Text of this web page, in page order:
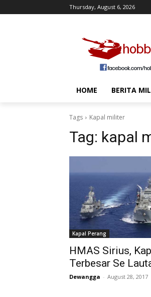
Thursday, August 6, 2026
HOME BERITA
Tags Kapal militer
Tag: kapal
Kapal Perang
HMAS Sirius,
Terbesar Se
Dewangga - August 28, 2017